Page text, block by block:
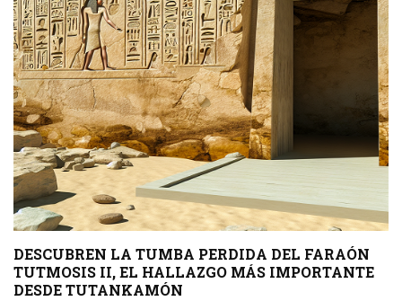
DESCUBREN LA TUMBA PERDIDA DEL FARAÓN
TUTMOSIS II, EL HALLAZGO MÁS IMPORTANTE
DESDE TUTANKAMÓN